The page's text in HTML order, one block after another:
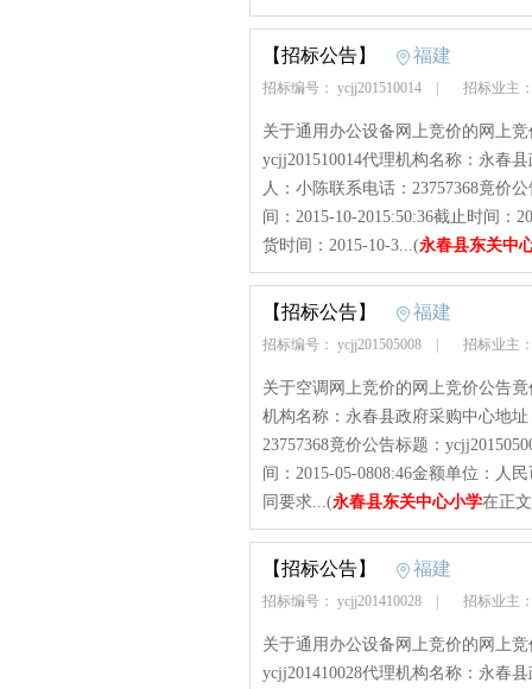
【招标公告】 福建
招标编号： ycjj201510014 招标业主
关于通用办公设备网上竞价的网上
ycjj201510014代理机构名称：永春
人：小陈联系电话：23757368竟价
间：2015-10-2015:50:36截止时间：
货时间：2015-10-3...(永春县东关中
【招标公告】 福建
招标编号： ycjj201505008 招标业主
关于空调网上竞价的网上竞价公告
机构名称：永春县政府采购中心地
23757368竟价公告标题：
间：2015-05-0808:46金额单位：人
同要求...(永春县东关中心小学在正
【招标公告】 福建
招标编号： ycjj201410028 招标业主
关于通用办公设备网上竞价的网上
ycjj201410028代理机构名称：永春